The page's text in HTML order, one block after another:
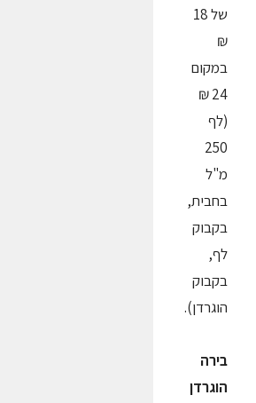
של 18
₪
במקום
24 ₪
(לף
250
מ"ל
בחבית,
בקבוק
לף,
בקבוק
הוגרדן).
בירה
הוגרדן